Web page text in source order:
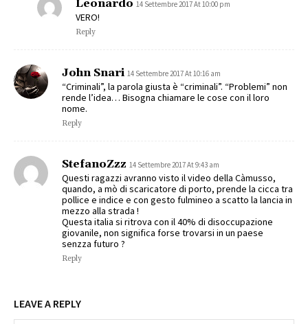
Leonardo 14 Settembre 2017 At 10:00 pm
VERO!
Reply
John Snari 14 Settembre 2017 At 10:16 am
“Criminali”, la parola giusta è “criminali”. “Problemi” non
rende l’idea… Bisogna chiamare le cose con il loro
nome.
Reply
StefanoZzz 14 Settembre 2017 At 9:43 am
Questi ragazzi avranno visto il video della Càmusso,
quando, a mò di scaricatore di porto, prende la cicca tra
pollice e indice e con gesto fulmineo a scatto la lancia in
mezzo alla strada !
Questa italia si ritrova con il 40% di disoccupazione
giovanile, non significa forse trovarsi in un paese
senzza futuro ?
Reply
LEAVE A REPLY